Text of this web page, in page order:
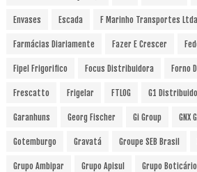
Envases Escada F Marinho Transportes Ltda
Farmácias Diariamente Fazer E Crescer
Fipel Frigorifico Focus Distribuidora Forno
Frescatto Frigelar FTLOG G1
Garanhuns Georg Fischer Gi Group GNX
Gotemburgo Gravatá Groupe SEB Brasil
Grupo Ambipar Grupo Apisul Grupo Boticário